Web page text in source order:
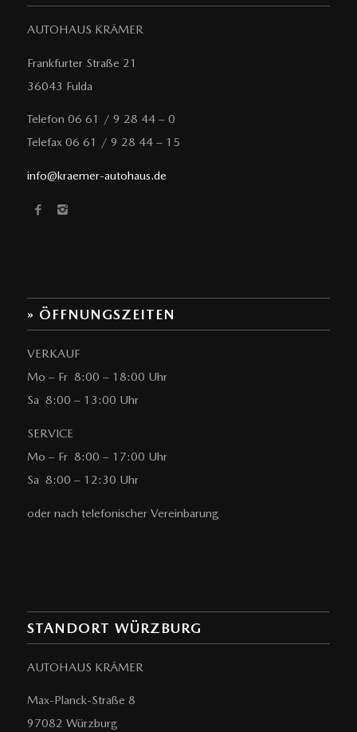
AUTOHAUS KRÄMER
Frankfurter Straße 21
36043 Fulda
Telefon 06 61 / 9 28 44 – 0
Telefax 06 61 / 9 28 44 – 15
info@kraemer-autohaus.de
» ÖFFNUNGSZEITEN
VERKAUF
Mo – Fr 8:00 – 18:00 Uhr
Sa 8:00 – 13:00 Uhr
SERVICE
Mo – Fr 8:00 – 17:00 Uhr
Sa 8:00 – 12:30 Uhr
oder nach telefonischer Vereinbarung
STANDORT WÜRZBURG
AUTOHAUS KRÄMER
Max-Planck-Straße 8
97082 Würzburg